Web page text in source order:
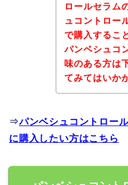
ロールセラム
ュコントロー
で購入するこ
パンベシュコ
味のある方は
てみてはいか
⇒パンベシュコントロー
に購入したい方はこちら